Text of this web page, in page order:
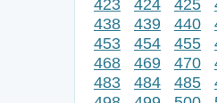
423
424 425
438
439 440
453
454 455
468
469 470
483
484 485